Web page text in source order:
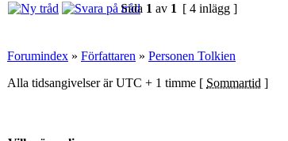
Sida 1 av 1 [ 4 inlägg ]
Forumindex » Författaren » Personen Tolkien
Alla tidsangivelser är UTC + 1 timme [ Sommartid ]